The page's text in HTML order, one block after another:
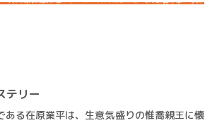
テリー
る在原業平は、生意気盛りの惟喬親王に懐